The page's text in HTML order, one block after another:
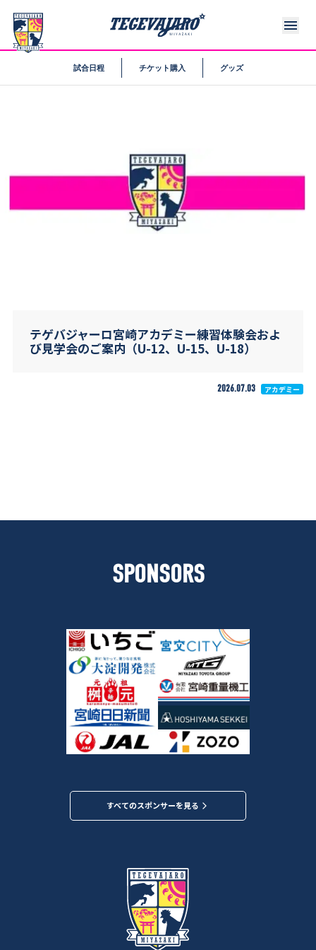
試合日程 チケット購入 グッズ
テゲバジャーロ宮崎アカデミー練習体験会およ
び見学会のご案内（U-12、U-15、U-18）
2026.07.03 アカデミー
SPONSORS
すべてのスポンサーを見る